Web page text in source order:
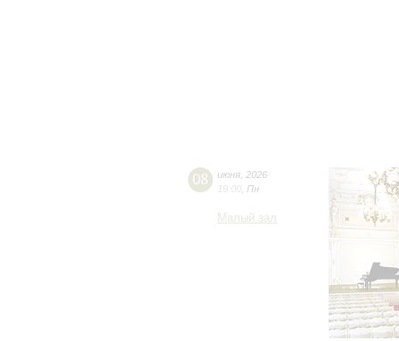
08 июня 2026
19:00 Пн
Малый зал